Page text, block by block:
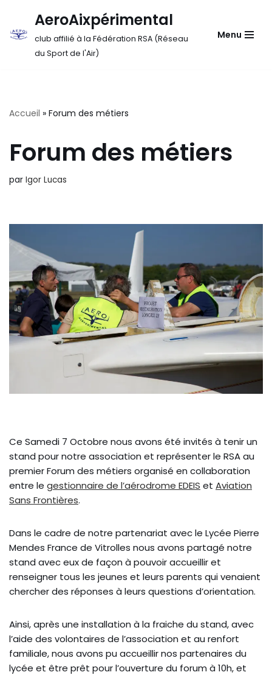
Aller
AeroAixpérimental
club affilié à la Fédération RSA (Réseau
du Sport de l'Air)
Menu
Accueil » Forum des métiers
Forum des métiers
par Igor Lucas
Ce Samedi 7 Octobre nous avons été invités à tenir un
stand pour notre association et représenter le RSA au
premier Forum des métiers organisé en collaboration
entre le gestionnaire de l’aérodrome EDEIS et Aviation
Sans Frontières.
Dans le cadre de notre partenariat avec le Lycée Pierre
Mendes France de Vitrolles nous avons partagé notre
stand avec eux de façon à pouvoir accueillir et
renseigner tous les jeunes et leurs parents qui venaient
chercher des réponses à leurs questions d’orientation.
Ainsi, après une installation à la fraiche du stand, avec
l’aide des volontaires de l’association et au renfort
familiale, nous avons pu accueillir nos partenaires du
lycée et être prêt pour l’ouverture du forum à 10h, et